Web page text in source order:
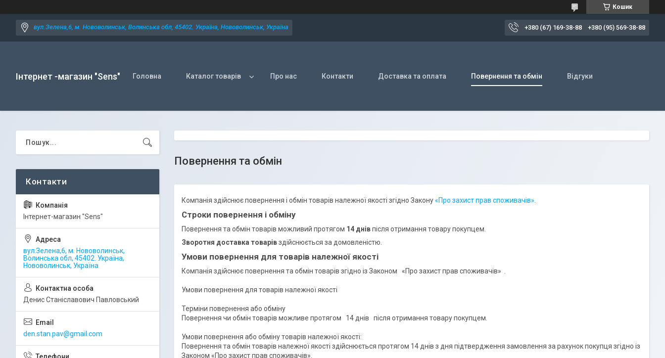
Кошик
вул.Зелена,6, м. Нововолинськ, Волинська обл, 45402. Україна, Нововолинськ, Україна +380 (67) 169-38-88 +380 (95) 569-38-88
Інтернет -магазин "Sens" Головна Каталог товарів Про нас Контакти Доставка та оплата Повернення та обмін Відгуки
Повернення та обмін
Компанія здійснює повернення і обмін товарів належної якості згідно Закону«Про захист прав споживачів»
Строки повернення і обміну
Повернення та обмін товарів можливий протягом 14 днівпісля отримання товару покупцем.
Зворотня доставка товарівздійснюється за домовленістю.
Умови повернення для товарів належної якості
Компанія здійснює повернення та обмін товарів згідно із Законом   «Про захист прав споживачів»  .
Умови повернення для товарів належної якості
Терміни повернення або обміну
Повернення чи обмін товарів можливе протягом   14 днів   після отримання товару покупцем.
Умови повернення або обміну товарів належної якості:
Повернення та обмін товарів належної якості здійснюється протягом 14 днів з дня підтвердження замовлення за рахунок покупця згідно із
Законом «Про захист прав споживачів».
Iнтернет-магазин "Sens"
вул.Зелена,6, м. Нововолинськ,
Волинська обл, 45402. Україна,
Нововолинськ, Україна
Денис Станіславович Павловський
den.stan.pav@gmail.com